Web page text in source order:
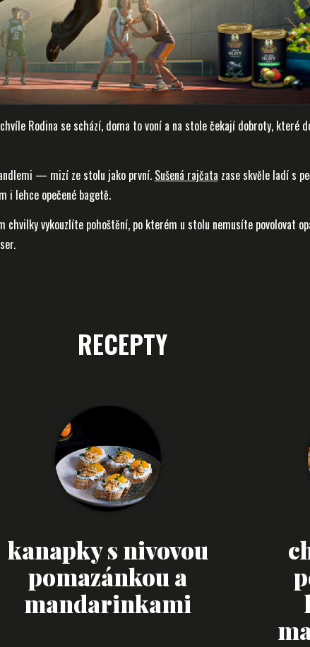
Rodina se schází, doma to voní a na stole čekají dobroty, které
— mizí ze stolu jako první. Sušená rajčata zase skvěle ladí s
i lehce opečené bagetě.
chvilky vykouzlíte pohoštění, po kterém u stolu nemusíte povolovat
RECEPTY
kanapky s nivovou
pomazánkou a
mandarinkami